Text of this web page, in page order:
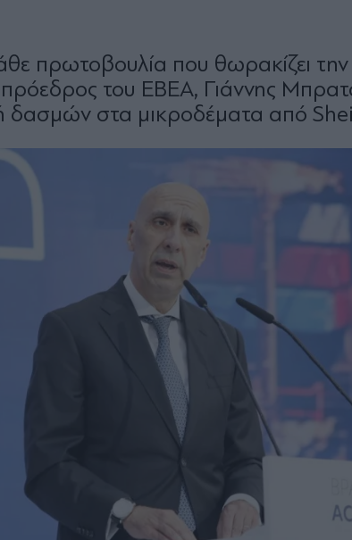
πρωτοβουλία που θωρακίζει
του ΕΒΕΑ, Γιάννης
δασμών στα μικροδέματα από